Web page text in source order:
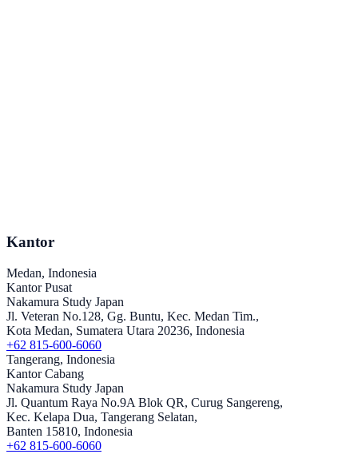
Kantor
Medan, Indonesia
Kantor Pusat
Nakamura Study Japan
Jl. Veteran No.128, Gg. Buntu, Kec. Medan Tim.,
Kota Medan, Sumatera Utara 20236, Indonesia
+62 815-600-6060
Tangerang, Indonesia
Kantor Cabang
Nakamura Study Japan
Jl. Quantum Raya No.9A Blok QR, Curug Sangereng,
Kec. Kelapa Dua, Tangerang Selatan,
Banten 15810, Indonesia
+62 815-600-6060